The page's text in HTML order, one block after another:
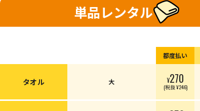
単品レンタル
都度払い
タオル 大 ¥270
(税抜 ¥246)